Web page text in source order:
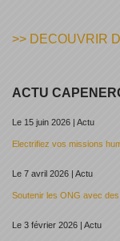
>> DECOUVRIR
ACTU
Le 15 juin 2026 | Actu
Electrifiez vos missions
Le 7 avril 2026 | Actu
Soutenir les ONG avec
Le 3 février 2026 | Actu